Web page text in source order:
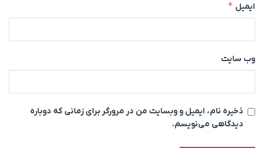
ایمیل *
وب‌ سایت
ذخیره نام، ایمیل و وبسایت من در مرورگر برای زمانی که دوباره
دیدگاهی می‌نویسم.